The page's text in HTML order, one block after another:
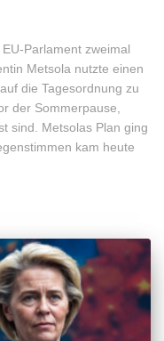
Parlament zweimal
Metsola nutzte einen
die Tagesordnung zu
der Sommerpause,
sind. Metsolas Plan ging
kam heute